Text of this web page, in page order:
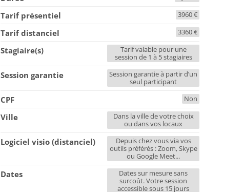
Tarif présentiel 3960 €
Tarif distanciel 3360 €
Stagiaire(s)
Tarif valable pour une
session de 1 à 5 stagiaires
Session garantie
Session garantie à partir d’un
seul participant
CPF Non
Ville
Dans la ville de votre choix
ou dans vos locaux
Logiciel visio (distanciel)
Depuis chez vous via vos
outils préférés : Zoom, Skype
ou Google Meet...
Dates
Dates sur mesure sans
surcoût. Votre session
accessible sous 15 jours